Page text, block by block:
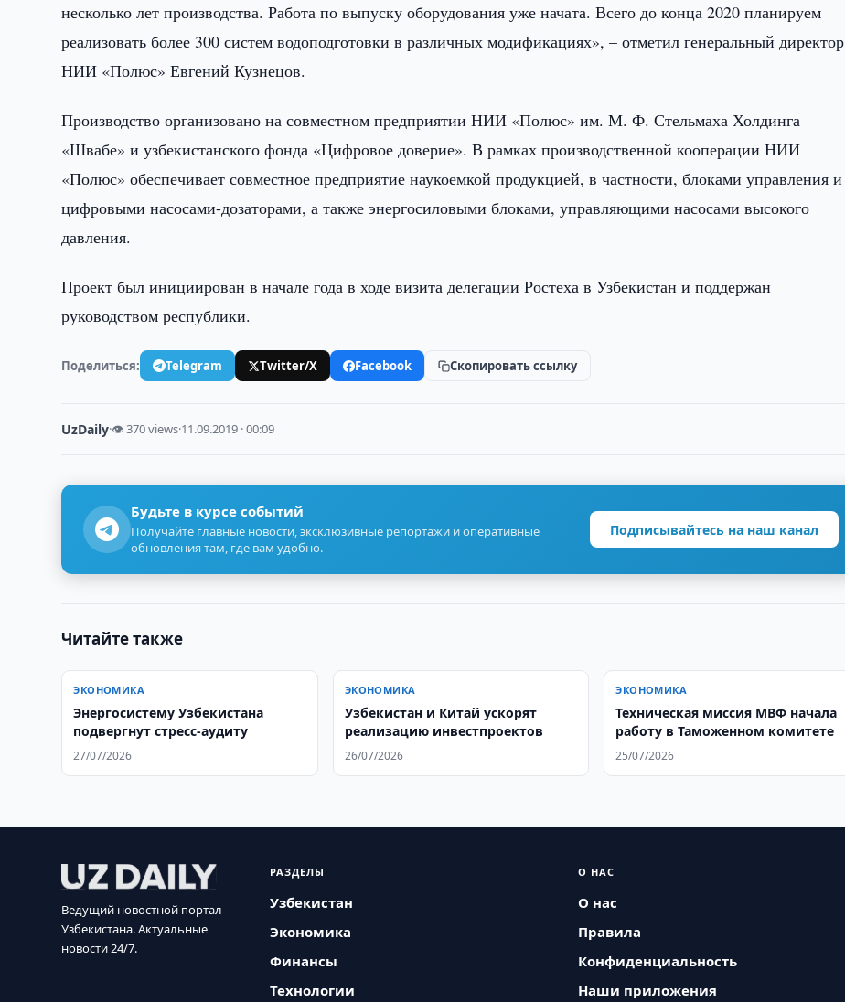
несколько лет производства. Работа по выпуску оборудования уже начата. Всего до конца 2020 планируем
реализовать более 300 систем водоподготовки в различных модификациях», – отметил генеральный директор
НИИ «Полюс» Евгений Кузнецов.
Производство организовано на совместном предприятии НИИ «Полюс» им. М. Ф. Стельмаха Холдинга
«Швабе» и узбекистанского фонда «Цифровое доверие». В рамках производственной кооперации НИИ
«Полюс» обеспечивает совместное предприятие наукоемкой продукцией, в частности, блоками управления и
цифровыми насосами-дозаторами, а также энергосиловыми блоками, управляющими насосами высокого
давления.
Проект был инициирован в начале года в ходе визита делегации Ростеха в Узбекистан и поддержан
руководством республики.
Поделиться: Telegram Twitter/X Facebook Скопировать ссылку
UzDaily·👁 370 views·11.09.2019 · 00:09
Будьте в курсе событий
Получайте главные новости, эксклюзивные репортажи и оперативные
обновления там, где вам удобно.
Подписывайтесь на наш канал
Читайте также
ЭКОНОМИКА
Энергосистему Узбекистана
подвергнут стресс-аудиту
27/07/2026
ЭКОНОМИКА
Узбекистан и Китай ускорят
реализацию инвестпроектов
26/07/2026
ЭКОНОМИКА
Техническая миссия МВФ начала
работу в Таможенном комитете
25/07/2026
Ведущий новостной портал
Узбекистана. Актуальные
новости 24/7.
РАЗДЕЛЫ
Узбекистан
Экономика
Финансы
Технологии
О НАС
О нас
Правила
Конфиденциальность
Наши приложения